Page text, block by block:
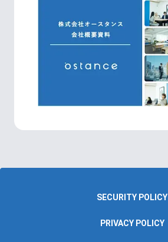
SECURITY POLICY
PRIVACY POLICY